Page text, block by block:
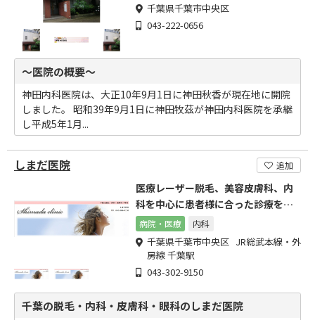
千葉県千葉市中央区
043-222-0656
～医院の概要～
神田内科医院は、大正10年9月1日に神田秋香が現在地に開院
しました。 昭和39年9月1日に神田牧茲が神田内科医院を承継
し平成5年1月...
しまだ医院 追加
医療レーザー脱毛、美容皮膚科、内
科を中心に患者様に合った診療を心
掛けております。
病院・医療 内科
千葉県千葉市中央区 JR総武本線・外
房線 千葉駅
043-302-9150
千葉の脱毛・内科・皮膚科・眼科のしまだ医院